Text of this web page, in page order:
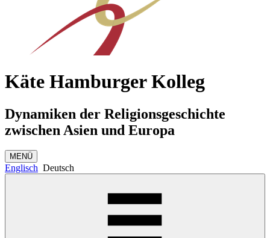
Käte Hamburger Kolleg
Dynamiken der Religionsgeschichte
zwischen Asien und Europa
MENÜ
Englisch Deutsch